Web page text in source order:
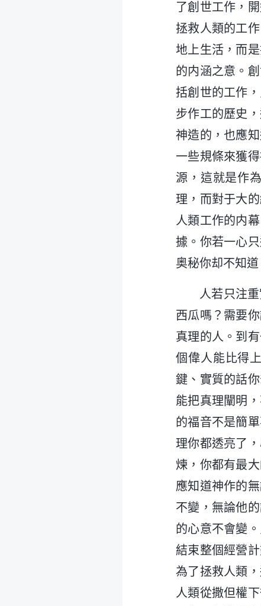
了創世工作，
拯救人類的工
地上生活，而
的内涵之意。
括創世的工作
步作工的歷史
神造的，也應
一些規條來獲
源，這就是作
理，而對于大
人類工作的内
據。你若一心
奥秘你却不知
人若只注
西瓜嗎？需要
真理的人。到
個偉人能比得
鍵、實質的話
能把真理闡明
的福音不是簡
理你都透亮了
煉，你都有最
應知道神作的
不變，無論他
的心意不會變
結束整個經營
為了拯救人類
人類從撒但權